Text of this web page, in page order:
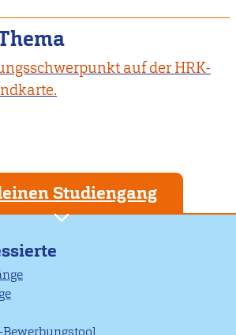
auf der HRK-
Studiengang